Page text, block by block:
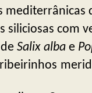
mediterrânicas
siliciosas com
Salix alba e